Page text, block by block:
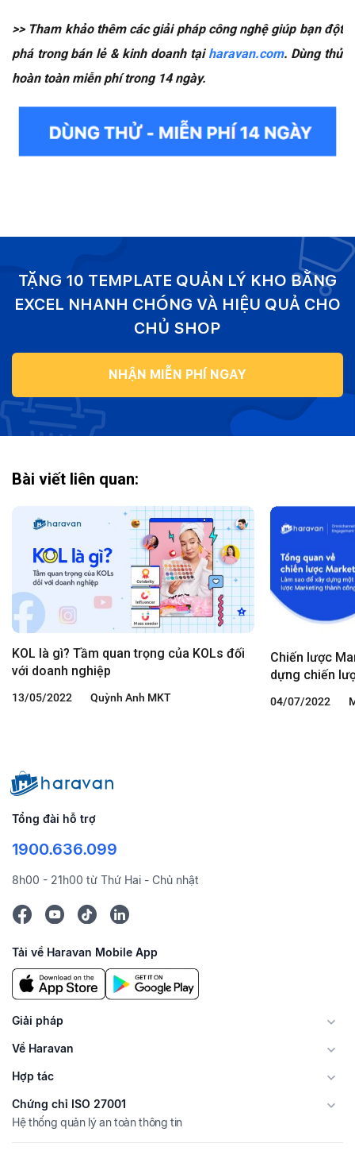
>> Tham khảo thêm các giải pháp công nghệ giúp bạn đột
phá trong bán lẻ & kinh doanh tại haravan.com. Dùng thử
hoàn toàn miễn phí trong 14 ngày.
TẶNG 10 TEMPLATE QUẢN LÝ KHO BẰNG
EXCEL NHANH CHÓNG VÀ HIỆU QUẢ CHO
CHỦ SHOP
NHẬN MIỄN PHÍ NGAY
Bài viết liên quan:
KOL là gì? Tầm quan trọng của KOLs đối
với doanh nghiệp
13/05/2022 Quỳnh Anh MKT
Chiến lược
dựng chiến
04/07/2022
Tổng đài hỗ trợ
1900.636.099
8h00 - 21h00 từ Thứ Hai - Chủ nhật
Tải về Haravan Mobile App
Giải pháp
Về Haravan
Hợp tác
Chứng chỉ ISO 27001
Hệ thống quản lý an toàn thông tin